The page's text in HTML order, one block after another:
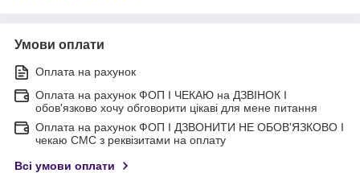
Умови оплати
Оплата на рахунок
Оплата на рахунок ФОП I ЧЕКАЮ на ДЗВІНОК I
обов'язково хочу обговорити цікаві для мене питання
Оплата на рахунок ФОП I ДЗВОНИТИ НЕ ОБОВ'ЯЗКОВО I
чекаю СМС з реквізитами на оплату
Всі умови оплати